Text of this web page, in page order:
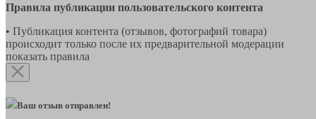
Правила публикации пользовательского контента
• Публикация контента (отзывов, фотографий товара)
происходит только после их предварительной модерации
показать правила
Ваш отзыв отправлен!